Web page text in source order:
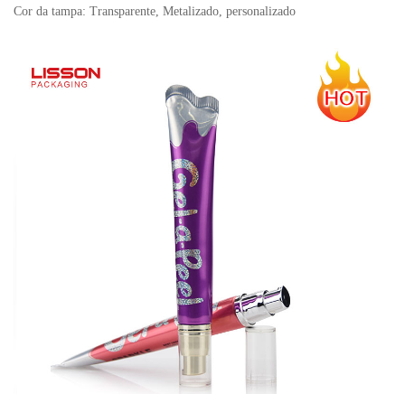
Cor da tampa: Transparente, Metalizado, personalizado